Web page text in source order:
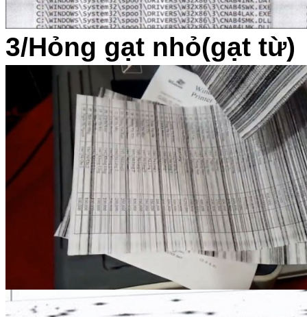
3/Hỏng gạt nhỏ(gạt từ)